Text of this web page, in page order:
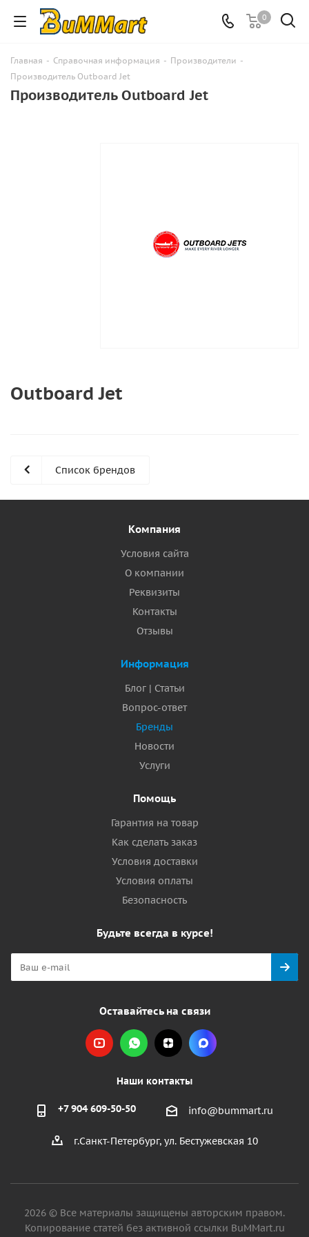
0
Главная - Справочная информация - Производители -
Производитель Outboard Jet
Производитель Outboard Jet
Outboard Jet
Список брендов
Компания
Условия сайта
О компании
Реквизиты
Контакты
Отзывы
Информация
Блог | Статьи
Вопрос-ответ
Бренды
Новости
Услуги
Помощь
Гарантия на товар
Как сделать заказ
Условия доставки
Условия оплаты
Безопасность
Будьте всегда в курсе!
Оставайтесь на связи
Наши контакты
+7 904 609-50-50 info@bummart.ru
г.Санкт-Петербург, ул. Бестужевская 10
2026 © Все материалы защищены авторским правом.
Копирование статей без активной ссылки BuMMart.ru